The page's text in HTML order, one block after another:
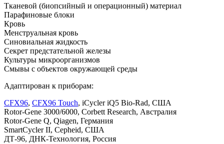
Тканевой (биопсийный и операционный) материал
Парафиновые блоки
Кровь
Менструальная кровь
Синовиальная жидкость
Секрет предстательной железы
Культуры микроорганизмов
Смывы с объектов окружающей среды
Адаптирован к приборам:
CFX96, CFX96 Touch, iCycler iQ5 Bio-Rad, США
Rotor-Gene 3000/6000, Corbett Research, Австралия
Rotor-Gene Q, Qiagen, Германия
SmartCycler II, Cepheid, США
ДТ-96, ДНК-Технология, Россия